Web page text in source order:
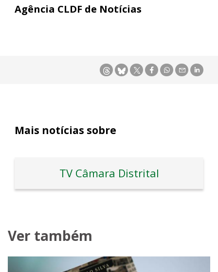
Agência CLDF de Notícias
Mais notícias sobre
TV Câmara Distrital
Ver também